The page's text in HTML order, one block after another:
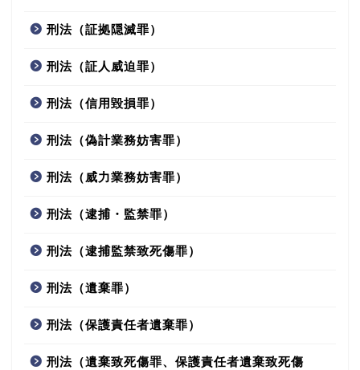
刑法（証拠隠滅罪）
刑法（証人威迫罪）
刑法（信用毀損罪）
刑法（偽計業務妨害罪）
刑法（威力業務妨害罪）
刑法（逮捕・監禁罪）
刑法（逮捕監禁致死傷罪）
刑法（遺棄罪）
刑法（保護責任者遺棄罪）
刑法（遺棄致死傷罪、保護責任者遺棄致死傷